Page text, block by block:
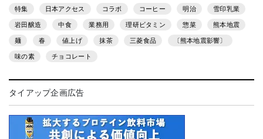
特集 日本アクセス コラボ コーヒー 明治 雪印乳業
岩田醸造 中食 業務用 理研ビタミン 惣菜 熊本地震
麺 春 値上げ 抹茶 三菱食品 〔熊本地震影響〕
味の素 チョコレート
タイアップ企画広告